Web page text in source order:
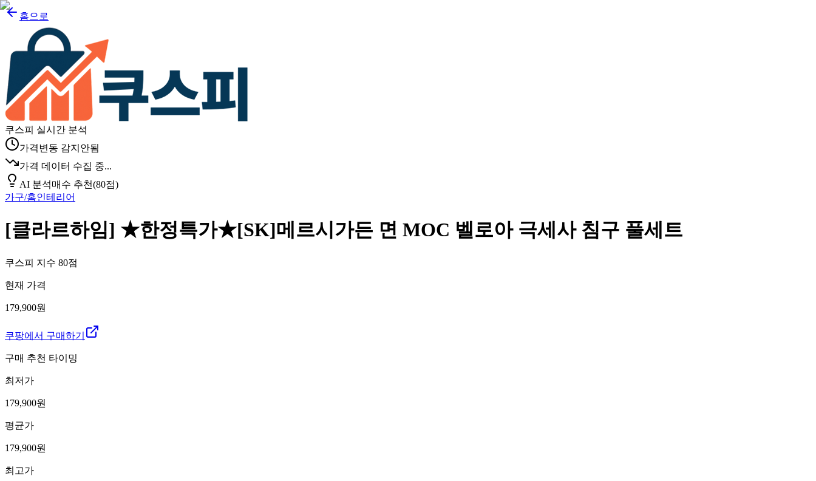
홈으로
쿠스피 실시간 분석
가격변동 감지안됨
가격 데이터 수집 중...
AI 분석매수 추천(80점)
가구/홈인테리어
[클라르하임] ★한정특가★[SK]메르시가든 면 MOC 벨로아 극세사 침구 풀세트
쿠스피 지수 80점
현재 가격
179,900원
쿠팡에서 구매하기
구매 추천 타이밍
최저가
179,900원
평균가
179,900원
최고가